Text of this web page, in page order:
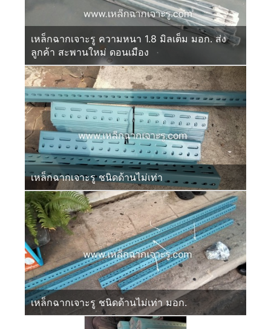
เหล็กฉากเจาะรู ความหนา 1.8 มิลเต็ม มอก. ส่ง
ลูกค้า สะพานใหม่ ดอนเมือง
เหล็กฉากเจาะรู ชนิดด้านไม่เท่า
เหล็กฉากเจาะรู ชนิดด้านไม่เท่า มอก.